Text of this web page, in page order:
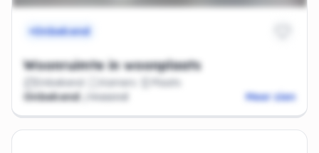
Onbekend
Woonruimte in woonplaats
Onbekend Kamers
Plaats
Onbekend
/maand Meer zien